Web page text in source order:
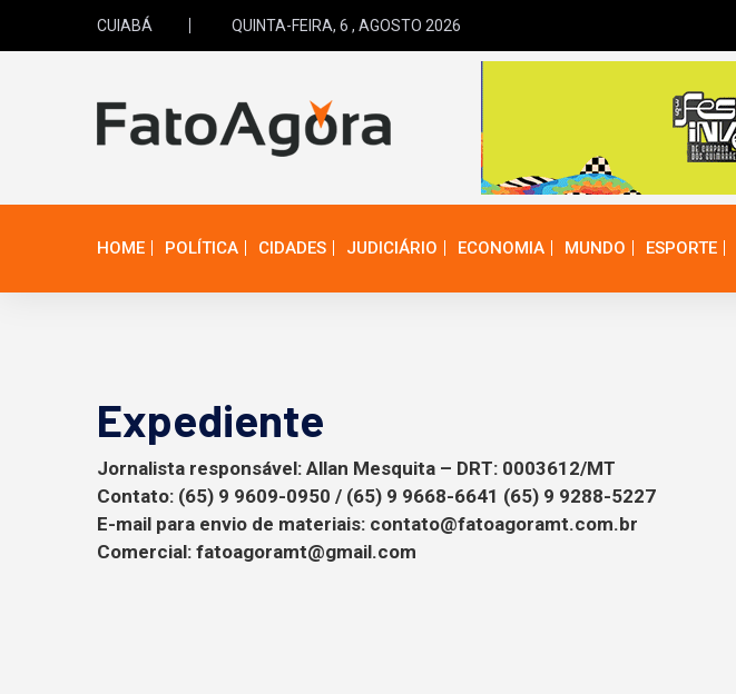
CUIABÁ QUINTA-FEIRA, 6 , AGOSTO 2026
HOME POLÍTICA CIDADES JUDICIÁRIO ECONOMIA MUNDO ESPORTE
Expediente
Jornalista responsável: Allan Mesquita – DRT: 0003612/MT
Contato: (65) 9 9609-0950 / (65) 9 9668-6641 (65) 9 9288-5227
E-mail para envio de materiais: contato@fatoagoramt.com.br
Comercial: fatoagoramt@gmail.com